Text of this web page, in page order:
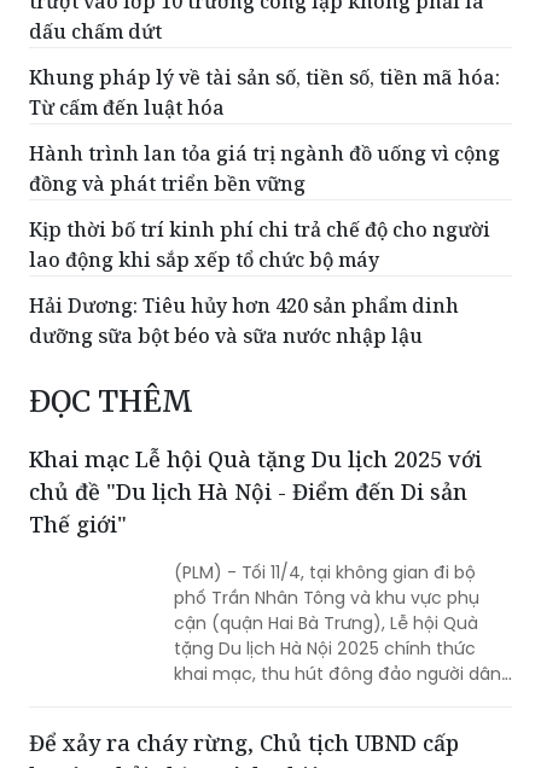
Khung pháp lý về tài sản số, tiền số, tiền mã hóa:
Từ cấm đến luật hóa
Hành trình lan tỏa giá trị ngành đồ uống vì cộng
đồng và phát triển bền vững
Kịp thời bố trí kinh phí chi trả chế độ cho người
lao động khi sắp xếp tổ chức bộ máy
Hải Dương: Tiêu hủy hơn 420 sản phẩm dinh
dưỡng sữa bột béo và sữa nước nhập lậu
ĐỌC THÊM
Khai mạc Lễ hội Quà tặng Du lịch 2025 với
Thế giới"
(PLM) - Tối 11/4, tại không gian đi bộ
cận (quận Hai Bà Trưng), Lễ hội Quà
tặng Du lịch Hà Nội 2025 chính thức
khai mạc, thu hút đông đảo người dân
Thủ đô và du khách trong và ngoài
nước tới tham dự.
Để xảy ra cháy rừng, Chủ tịch UBND cấp
(PLM) - UBND TP. Hà Nội vừa ban hành